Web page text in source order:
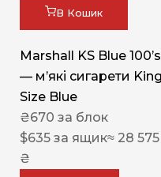
В Кошик
Marshall KS Blue 100’s
— м’які сигарети King
Size Blue
₴670 за блок
$635 за ящик≈ 28 575
₴